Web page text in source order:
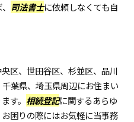
司法書士に依頼しなくても自
区、世田谷区、杉並区、品川
葉県、埼玉県周辺にお住まい
す。 相続登記に関するあらゆ
困りの際にはお気軽に当事務